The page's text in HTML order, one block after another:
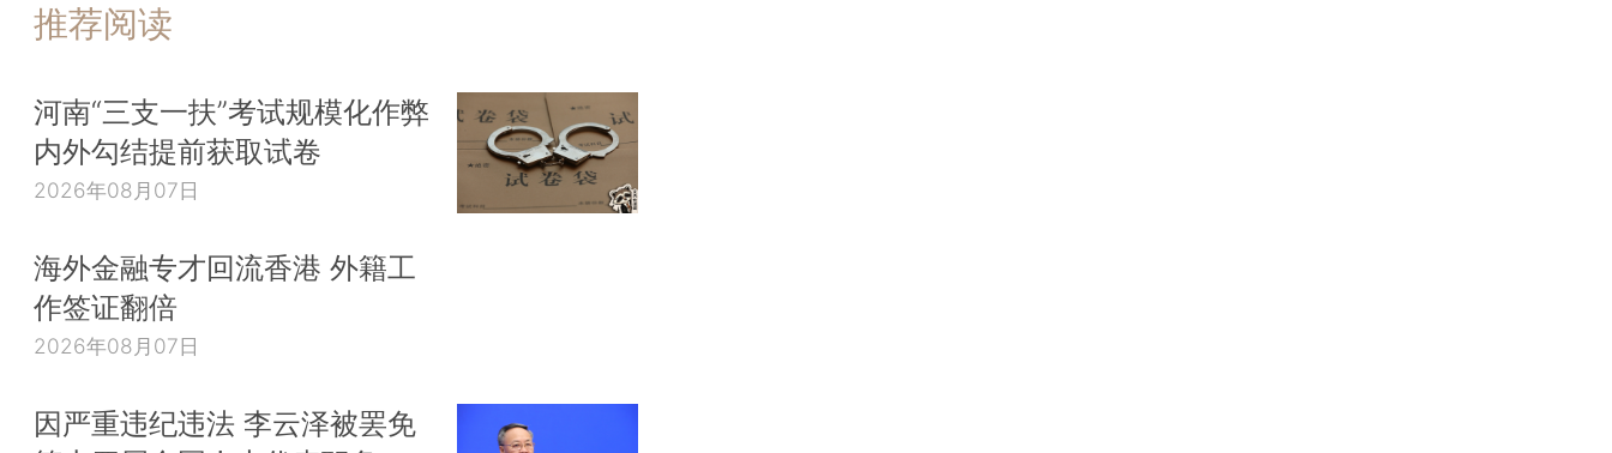
推荐阅读
河南“三支一扶”考试规模化作弊
内外勾结提前获取试卷
2026年08月07日
海外金融专才回流香港 外籍工
作签证翻倍
2026年08月07日
因严重违纪违法 李云泽被罢免